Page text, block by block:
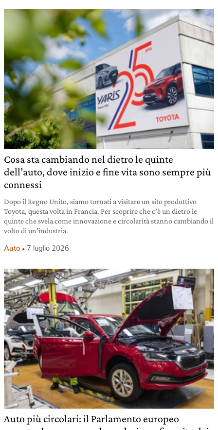
Cosa sta cambiando nel dietro le quinte
dell’auto, dove inizio e fine vita sono sempre più
connessi
Dopo il Regno Unito, siamo tornati a visitare un sito produttivo
Toyota, questa volta in Francia. Per scoprire che c’è un dietro le
quinte che svela come innovazione e circolarità stanno cambiando il
volto di un’industria.
Auto 7 luglio 2026
Auto più circolari: il Parlamento europeo